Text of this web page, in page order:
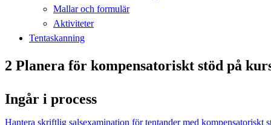
Mallar och formulär
Aktiviteter
Tentaskanning
2 Planera för kompensatoriskt stöd på
Ingår i process
Hantera skriftlig salsexamination för tentander med kompensatoriskt